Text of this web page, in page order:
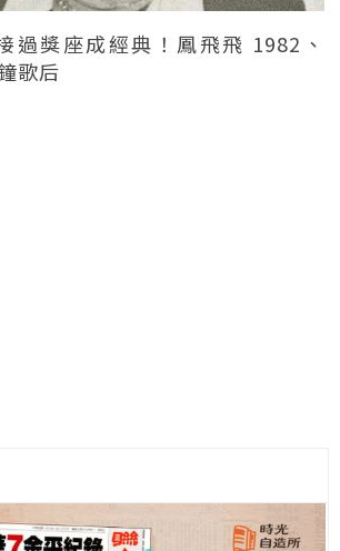
過獎座成經典！鳳飛飛 1982、
歌后